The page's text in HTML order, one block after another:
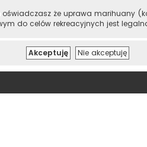
że uprawa marihuany
do celów rekreacyjnych jest